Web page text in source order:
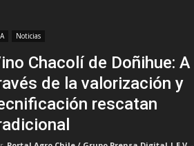
Noticias
Chacolí de Doñihue: A
de la valorización y
rescatan